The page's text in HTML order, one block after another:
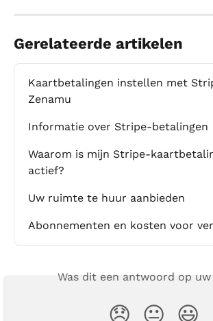
Gerelateerde artikelen
Kaartbetalingen instellen met
Zenamu
Informatie over Stripe-betalingen
Waarom is mijn Stripe-
actief?
Uw ruimte te huur aanbieden
Abonnementen en kosten voor
Was dit een antwoord op uw
😞 😐 😃